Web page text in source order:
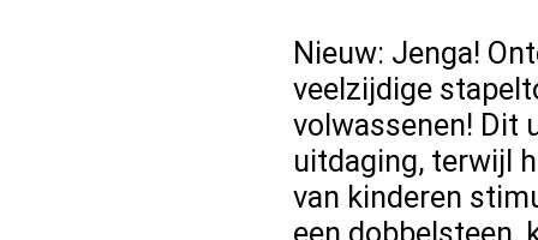
Nieuw: Jenga!
veelzijdige
volwassenen! Dit
uitdaging, terwijl
van kinderen
een dobbelsteen,